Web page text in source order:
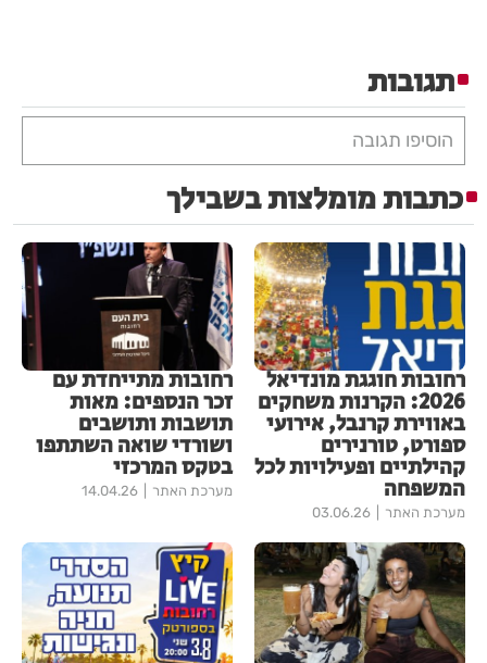
תגובות
הוסיפו תגובה
כתבות מומלצות בשבילך
רחובות חוגגת מונדיאל
2026: הקרנות משחקים
באווירת קרנבל, אירועי
ספורט, טורנירים
קהילתיים ופעילויות לכל
המשפחה
מערכת האתר 03.06.26
רחובות מתייחדת עם
זכר הנספים: מאות
תושבות ותושבים
ושורדי שואה השתתפו
בטקס המרכזי
מערכת האתר 14.04.26